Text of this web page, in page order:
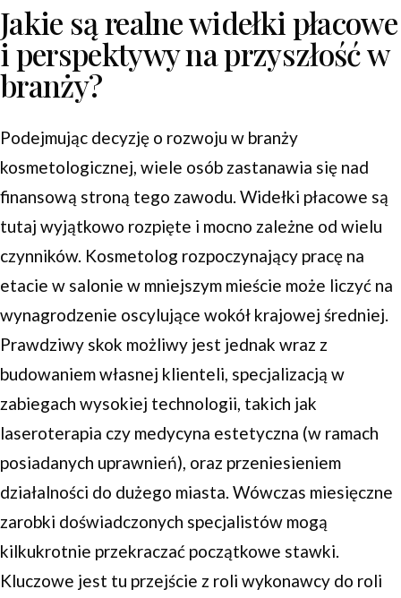
Jakie są realne widełki płacowe
i perspektywy na przyszłość w
branży?
Podejmując decyzję o rozwoju w branży
kosmetologicznej, wiele osób zastanawia się nad
finansową stroną tego zawodu. Widełki płacowe są
tutaj wyjątkowo rozpięte i mocno zależne od wielu
czynników. Kosmetolog rozpoczynający pracę na
etacie w salonie w mniejszym mieście może liczyć na
wynagrodzenie oscylujące wokół krajowej średniej.
Prawdziwy skok możliwy jest jednak wraz z
budowaniem własnej klienteli, specjalizacją w
zabiegach wysokiej technologii, takich jak
laseroterapia czy medycyna estetyczna (w ramach
posiadanych uprawnień), oraz przeniesieniem
działalności do dużego miasta. Wówczas miesięczne
zarobki doświadczonych specjalistów mogą
kilkukrotnie przekraczać początkowe stawki.
Kluczowe jest tu przejście z roli wykonawcy do roli